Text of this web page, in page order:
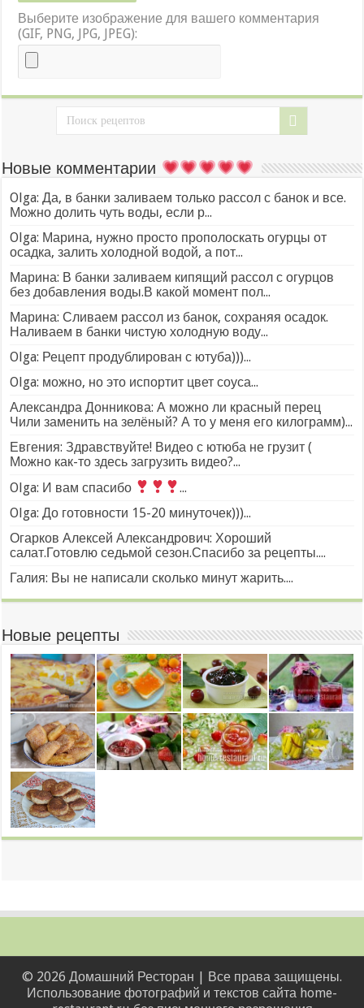
Выберите изображение для вашего комментария
(GIF, PNG, JPG, JPEG):
Новые комментарии
Olga: Да, в банки заливаем только рассол с банок и все.
Можно долить чуть воды, если р...
Olga: Марина, нужно просто прополоскать огурцы от
осадка, залить холодной водой, а пот...
Марина: В банки заливаем кипящий рассол с огурцов
без добавления воды.В какой момент пол...
Марина: Сливаем рассол из банок, сохраняя осадок.
Наливаем в банки чистую холодную воду...
Olga: Рецепт продублирован с ютуба)))...
Olga: можно, но это испортит цвет соуса...
Александра Донникова: А можно ли красный перец
Чили заменить на зелёный? А то у меня его килограмм)...
Евгения: Здравствуйте! Видео с ютюба не грузит (
Можно как-то здесь загрузить видео?...
Olga: И вам спасибо
...
Olga: До готовности 15-20 минуточек)))...
Огарков Алексей Александрович: Хороший
салат.Готовлю седьмой сезон.Спасибо за рецепты....
Галия: Вы не написали сколько минут жарить....
Новые рецепты
© 2026 Домашний Ресторан | Все права защищены.
Использование фотографий и текстов сайта home-